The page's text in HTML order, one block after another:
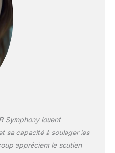
d'accoutumance : le
matériau TEMPUR est
sensible à la
température et
s'adapte lentement à
la forme, au poids et
à la chaleur de votre
sensation de
Garantie de 3 ans :
TEMPUR offre une
Symphony louent
sa capacité à soulager les
apprécient le soutien